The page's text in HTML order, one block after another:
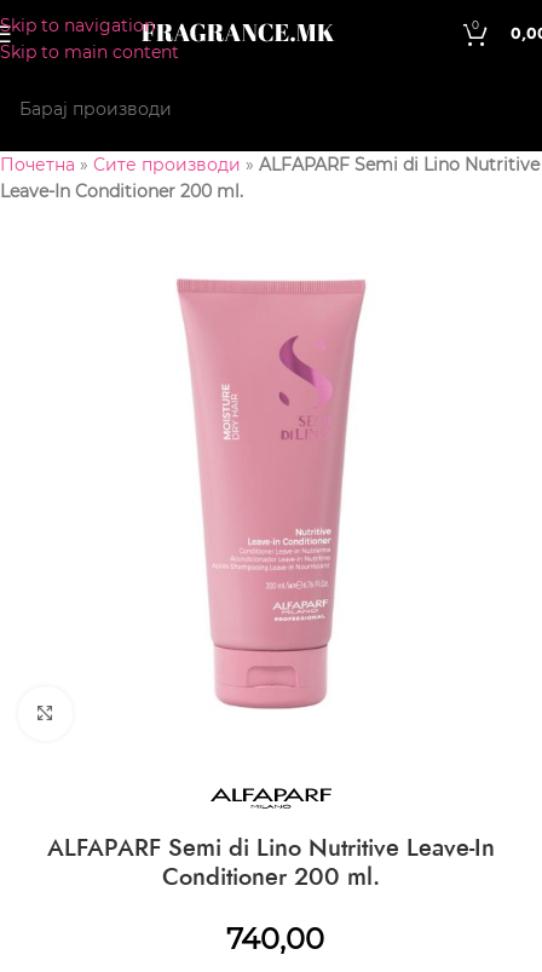
Skip to navigation
Skip to main content
0
Почетна » Сите производи » ALFAPARF Semi di Lino Nutritive
Leave-In Conditioner 200 ml.
ALFAPARF Semi di Lino Nutritive Leave-In
Conditioner 200 ml.
740,00